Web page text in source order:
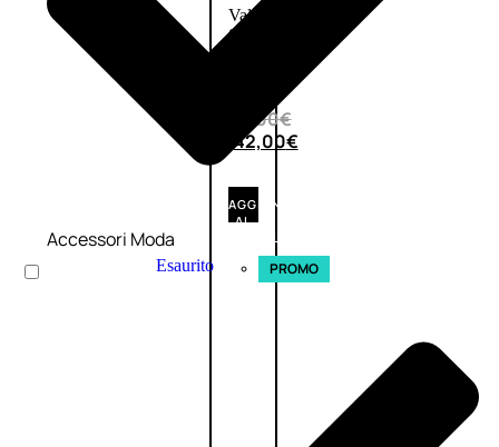
Valutato
0
56,00€
42,00€
AGGIUNGI
AL
CARRELLO
Esaurito PROMO
Accessori Moda